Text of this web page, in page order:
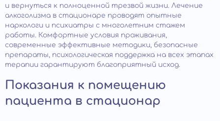
и вернуться к полноценной трезвой жизни. Лечение
алкоголизма в стационаре проводят опытные
наркологи и психиатры с многолетним стажем
работы. Комфортные условия проживания,
современные эффективные методики, безопасные
препараты, психологическая поддержка на всех этапах
терапии гарантируют благоприятный исход.
Показания к помещению
пациента в стационар